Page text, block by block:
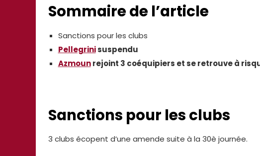
Sommaire de l’article
Sanctions pour les clubs
Pellegrinisuspendu
Azmounrejoint 3 coéquipiers et se retrouve à
Sanctions pour les clubs
3 clubs écopent d’une amende suite à la 30è journée.